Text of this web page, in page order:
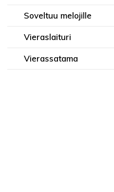
Soveltuu melojille
Vieraslaituri
Vierassatama